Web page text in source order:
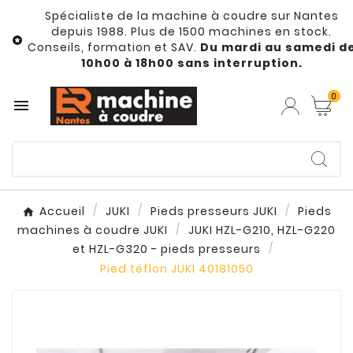

Spécialiste de la machine à coudre sur Nantes
depuis 1988. Plus de 1500 machines en stock.
Conseils, formation et SAV. Du mardi au samedi
10h00 à 18h00 sans interruption.
 0
Accueil JUKI Pieds presseurs JUKI
Pieds
machines à coudre JUKI
JUKI HZL-G210, HZL-G220
et HZL-G320 - pieds presseurs
Pied téflon JUKI 40181050